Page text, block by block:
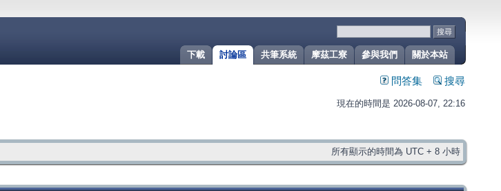
關於本站
參與我們
摩茲工寮
共筆系統
討論區
下載
問答集 搜尋
現在的時間是 2026-08-07, 22:16
所有顯示的時間為 UTC + 8 小時